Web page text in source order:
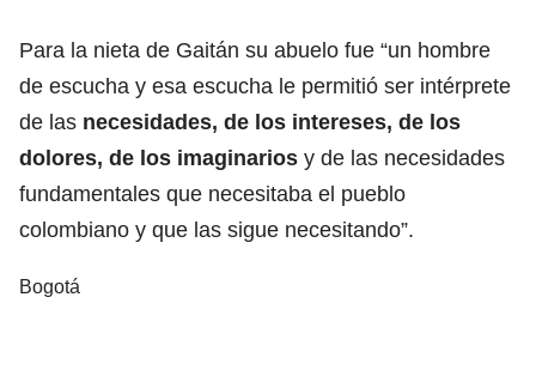
Para la nieta de Gaitán su abuelo fue “un hombre
de escucha y esa escucha le permitió ser intérprete
de las necesidades, de los intereses, de los
dolores, de los imaginarios y de las necesidades
fundamentales que necesitaba el pueblo
colombiano y que las sigue necesitando”.
Bogotá